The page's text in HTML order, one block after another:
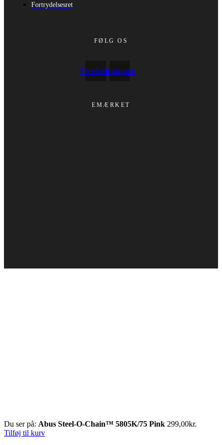
Fortrydelsesret
FØLG OS
FacebookInstagram
EMÆRKET
Du ser på: Abus Steel-O-Chain™ 5805K/75 Pink 299,00kr.
Tilføj til kurv